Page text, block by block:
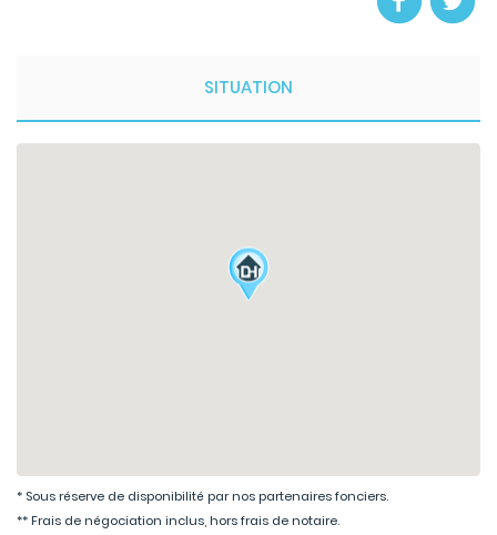
SITUATION
* Sous réserve de disponibilité par nos partenaires fonciers.
** Frais de négociation inclus, hors frais de notaire.